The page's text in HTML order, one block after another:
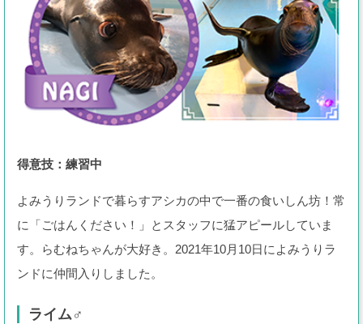
得意技：練習中
よみうりランドで暮らすアシカの中で一番の食いしん坊！常
に「ごはんください！」とスタッフに猛アピールしていま
す。らむねちゃんが大好き。2021年10月10日によみうりラ
ンドに仲間入りしました。
ライム♂